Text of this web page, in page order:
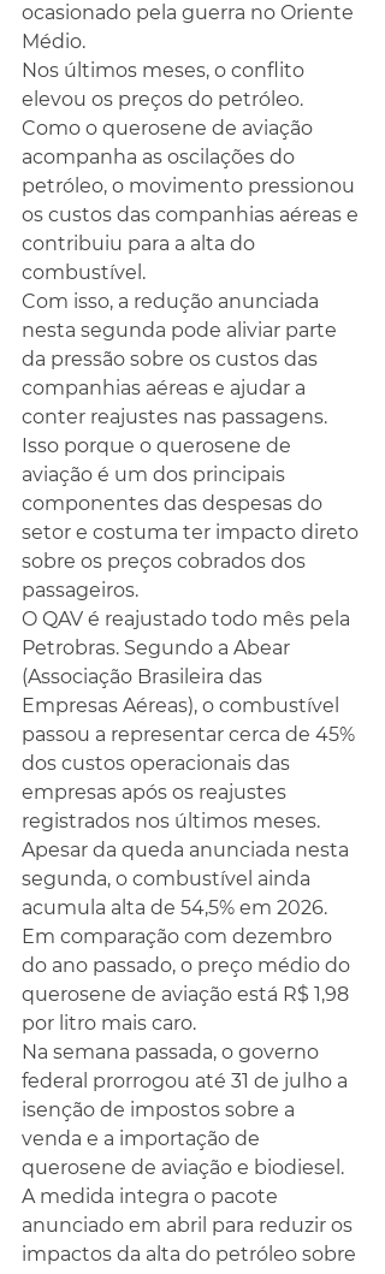
ocasionado pela guerra no Oriente
Médio.
Nos últimos meses, o conflito
elevou os preços do petróleo.
Como o querosene de aviação
acompanha as oscilações do
petróleo, o movimento pressionou
os custos das companhias aéreas e
contribuiu para a alta do
combustível.
Com isso, a redução anunciada
nesta segunda pode aliviar parte
da pressão sobre os custos das
companhias aéreas e ajudar a
conter reajustes nas passagens.
Isso porque o querosene de
aviação é um dos principais
componentes das despesas do
setor e costuma ter impacto direto
sobre os preços cobrados dos
passageiros.
O QAV é reajustado todo mês pela
Petrobras. Segundo a Abear
(Associação Brasileira das
Empresas Aéreas), o combustível
passou a representar cerca de 45%
dos custos operacionais das
empresas após os reajustes
registrados nos últimos meses.
Apesar da queda anunciada nesta
segunda, o combustível ainda
acumula alta de 54,5% em 2026.
Em comparação com dezembro
do ano passado, o preço médio do
querosene de aviação está R$ 1,98
por litro mais caro.
Na semana passada, o governo
federal prorrogou até 31 de julho a
isenção de impostos sobre a
venda e a importação de
querosene de aviação e biodiesel.
A medida integra o pacote
anunciado em abril para reduzir os
impactos da alta do petróleo sobre